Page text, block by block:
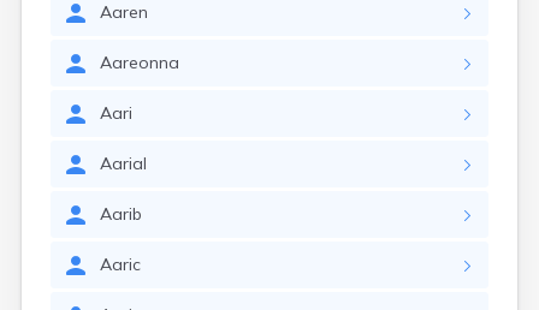
Aaren
Aareonna
Aari
Aarial
Aarib
Aaric